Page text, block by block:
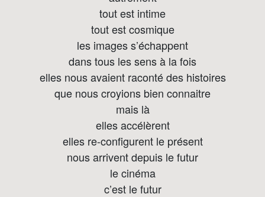
tout est intime
tout est cosmique
les images s’échappent
dans tous les sens à la fois
elles nous avaient raconté des histoires
que nous croyions bien connaitre
mais là
elles accélèrent
elles re-configurent le présent
nous arrivent depuis le futur
le cinéma
c’est le futur